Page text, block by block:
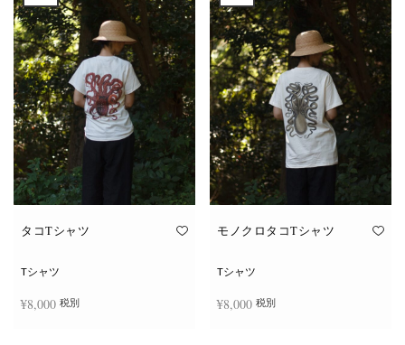
タコTシャツ
Tシャツ
¥8,000 税別
モノクロタコTシャツ
Tシャツ
¥8,000 税別